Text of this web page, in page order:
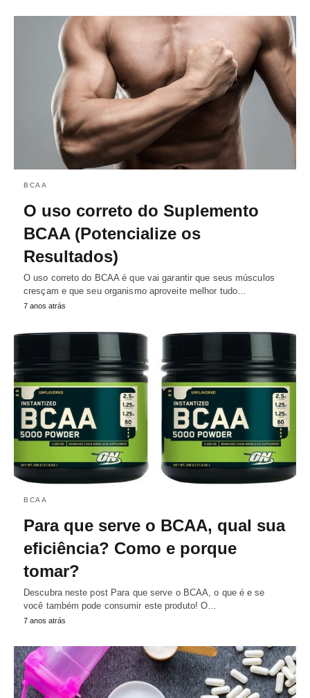
BCAA
O uso correto do Suplemento
BCAA (Potencialize os
Resultados)
O uso correto do BCAA é que vai garantir que seus músculos
cresçam e que seu organismo aproveite melhor tudo…
7 anos atrás
BCAA
Para que serve o BCAA, qual sua
eficiência? Como e porque
tomar?
Descubra neste post Para que serve o BCAA, o que é e se
você também pode consumir este produto! O…
7 anos atrás